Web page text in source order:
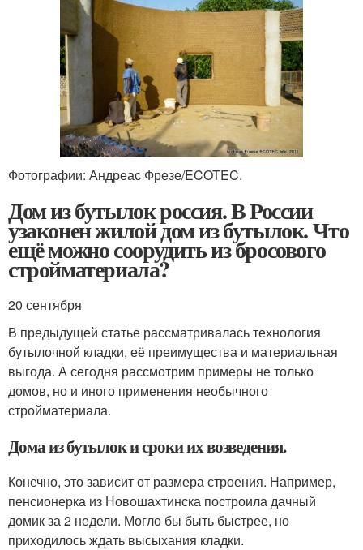
Фотографии: Андреас Фрезе/ECOTEC.
Дом из бутылок россия. В России
узаконен жилой дом из бутылок. Что
ещё можно соорудить из бросового
стройматериала?
20 сентября
В предыдущей статье рассматривалась технология
бутылочной кладки, её преимущества и материальная
выгода. А сегодня рассмотрим примеры не только
домов, но и иного применения необычного
стройматериала.
Дома из бутылок и сроки их возведения.
Конечно, это зависит от размера строения. Например,
пенсионерка из Новошахтинска построила дачный
домик за 2 недели. Могло бы быть быстрее, но
приходилось ждать высыхания кладки.